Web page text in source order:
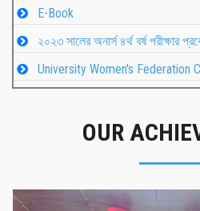
E-Book
২০২৩ সালের অনার্স ৪র্থ বর্ষ পরীক্ষার
University Women's Federation
OUR